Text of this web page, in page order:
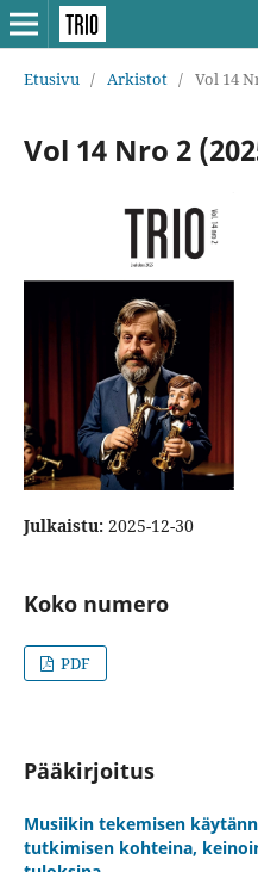
Etusivu / Arkistot / Vol 14
Vol 14 Nro 2
Julkaistu: 2025-12-30
Koko numero
PDF
Pääkirjoitus
Musiikin tekemisen
tutkimisen kohteina,